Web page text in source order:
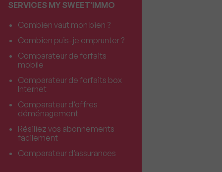
SERVICES MY SWEET'IMMO
Combien vaut mon bien ?
Combien puis-je emprunter ?
Comparateur de forfaits
mobile
Comparateur de forfaits box
Internet
Comparateur d’offres
déménagement
Résiliez vos abonnements
facilement
Comparateur d’assurances